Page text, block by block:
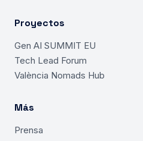
Proyectos
Gen AI SUMMIT EU
Tech Lead Forum
València Nomads Hub
Más
Prensa